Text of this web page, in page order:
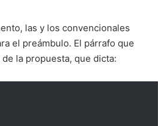
las y los convencionales
el preámbulo. El párrafo que
la propuesta, que dicta: